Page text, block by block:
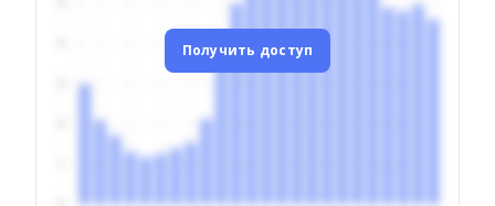
Получить доступ